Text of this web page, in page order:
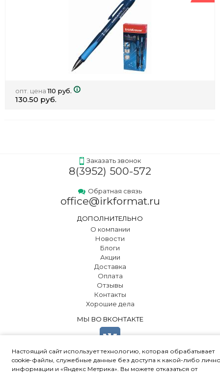
опт. цена110 руб.
130.50 руб.
Заказать звонок
8(3952) 500-572
Обратная связь
office@irkformat.ru
ДОПОЛНИТЕЛЬНО
О компании
Новости
Блоги
Акции
Доставка
Оплата
Отзывы
Контакты
Хорошие дела
МЫ ВО ВКОНТАКТЕ
Настоящий сайт использует технологию, которая обрабатывает
cookie-файлы, служебные данные без доступа к какой-либо
информации и «Яндекс Метрика». Вы можете отказаться от